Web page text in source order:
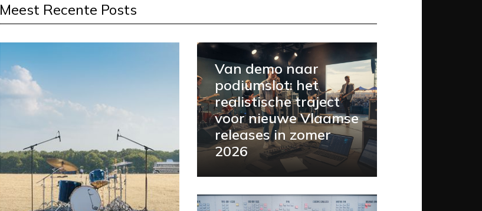
Meest Recente Posts
Van demo naar
podiumslot: het
realistische traject
voor nieuwe Vlaamse
releases in zomer
2026